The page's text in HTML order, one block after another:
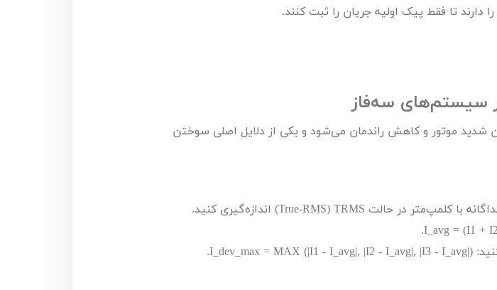
دارند تا فقط پیک اولیه جریان را ثبت کنند.
سیستم‌های سه‌فاز
شدید موتور و کاهش راندمان می‌شود و یکی از دلایل اصلی سوختن
با کلمپ‌متر در حالت TRMS
(
True-RMS) اندازه‌گیری کنید.
I_avg = (I1 +
.
I_dev_max = MAX (|I1 - I_avg|, |I2 - I_avg|, |I3 - I_avg|)
.